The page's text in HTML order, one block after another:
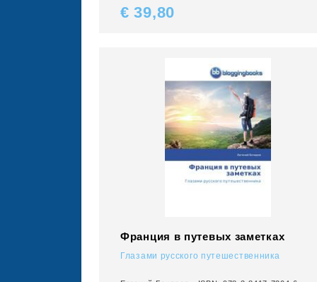
€ 39,80
Франция в путевых заметках
Глазами русского путешественника